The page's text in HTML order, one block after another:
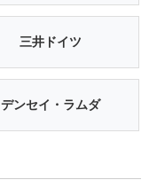
三井ドイツ
デンセイ・ラムダ